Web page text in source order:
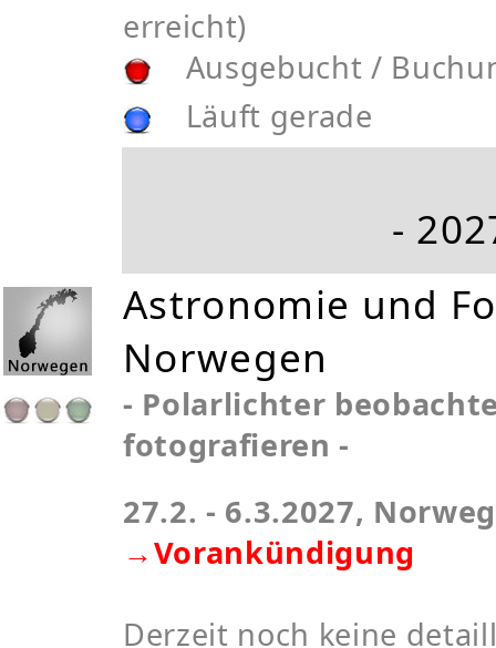
erreicht)
Ausgebucht /
Läuft gerade
-
Astronomie und
Norwegen
- Polarlichter
fotografieren -
27.2. - 6.3.2027,
→Vorankündigung
Derzeit noch keine